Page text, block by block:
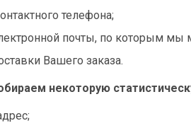
телефона;
почты, по которым мы
Вашего заказа.
некоторую